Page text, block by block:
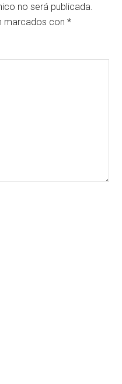
no será publicada.
marcados con*